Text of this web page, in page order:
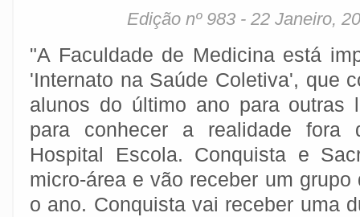
Edição nº 983 - 22 Janeiro,
"A Faculdade de Medicina está
'Internato na Saúde Coletiva', que
alunos do último ano para outras
para conhecer a realidade fora
Hospital Escola. Conquista e
micro-área e vão receber um
o ano. Conquista vai receber uma